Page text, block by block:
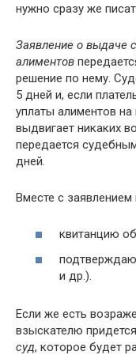
нужно сразу же
Заявление о выдаче
алиментов
решение по нему.
5 дней и, если
уплаты алиментов
выдвигает никаких
передается
дней.
Вместе с
квитанцию
и др.).
Если же есть
взыскателю
суд, которое будет